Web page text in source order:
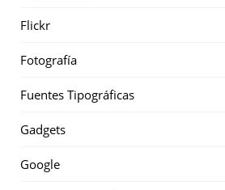
Flickr
Fotografía
Fuentes Tipográficas
Gadgets
Google